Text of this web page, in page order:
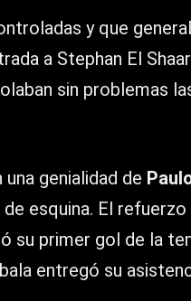
y que
a Stephan El
sin problemas
genialidad de
esquina. El
su primer gol de la
entregó su